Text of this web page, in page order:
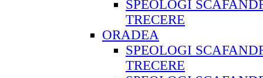
SPEOLOGI
TRECERE
ORADEA
SPEOLOGI
TRECERE